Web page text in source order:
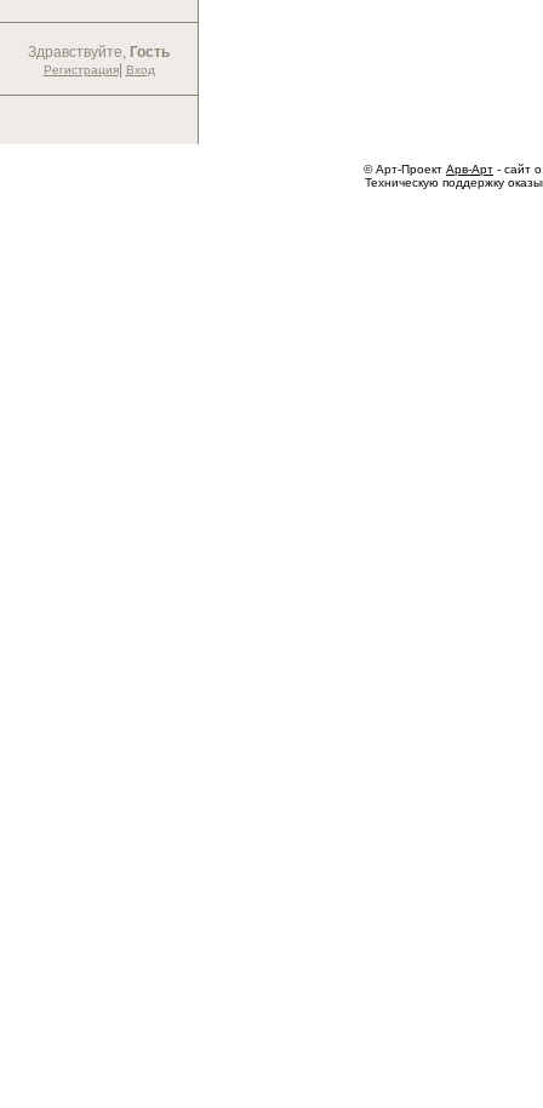
Здравствуйте, Гость
Регистрация| Вход
© Арт-Проект Арв-Арт - сайт
Техническую поддержку